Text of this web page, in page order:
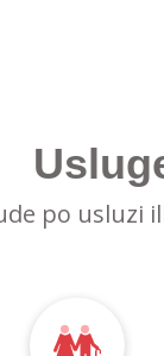
po usluzi